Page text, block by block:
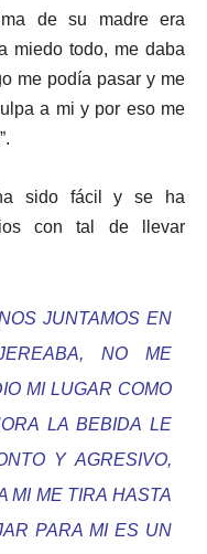
de su madre era
miedo todo, me daba
me podía pasar y me
a mi y por eso me
sido fácil y se ha
con tal de llevar
JUNTAMOS EN
NO ME
MI LUGAR COMO
LA BEBIDA LE
Y AGRESIVO,
MI ME TIRA HASTA
PARA MI ES UN